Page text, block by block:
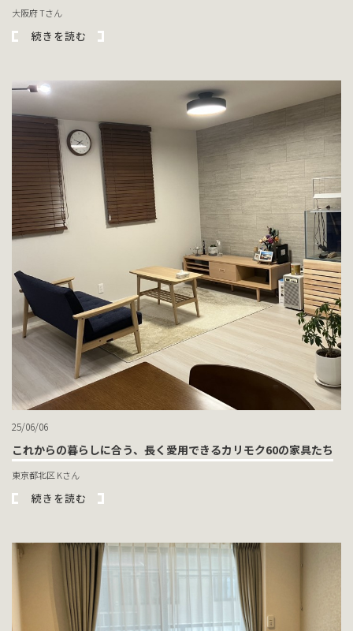
大阪府 Tさん
続きを読む
25/06/06
これからの暮らしに合う、長く愛用できるカリモク60の家具たち
東京都北区 Kさん
続きを読む